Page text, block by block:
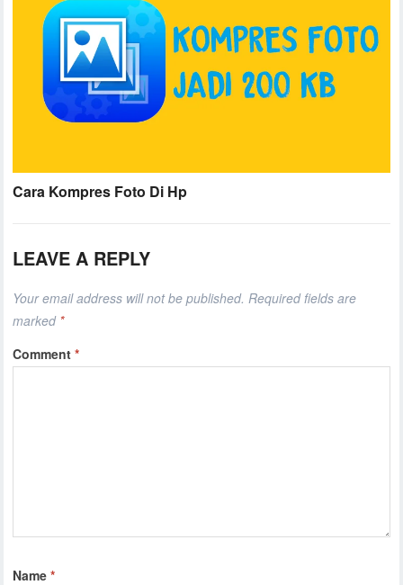
Cara Kompres Foto Di Hp
LEAVE A REPLY
Your email address will not be published. Required fields are
marked *
Comment*
Name*